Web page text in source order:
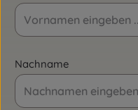
Nachname